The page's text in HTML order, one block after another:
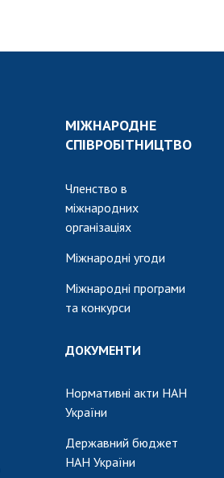
МІЖНАРОДНЕ
СПІВРОБІТНИЦТВО
Членство в
міжнародних
організаціях
Міжнародні угоди
Міжнародні програми
та конкурси
ДОКУМЕНТИ
Нормативні акти НАН
України
Державний бюджет
НАН України